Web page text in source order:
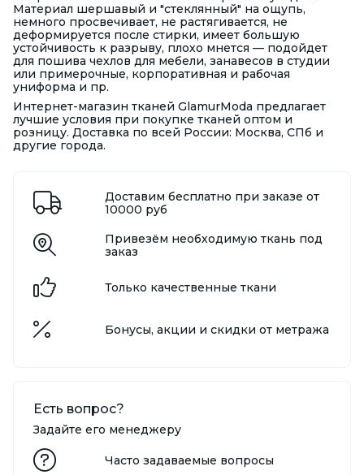
Материал шершавый и "стеклянный" на ощупь,
немного просвечивает, не растягивается, не
деформируется после стирки, имеет большую
устойчивость к разрыву, плохо мнется — подойдет
для пошива чехлов для мебели, занавесов в студии
или примерочные, корпоративная и рабочая
униформа и пр.
Интернет-магазин тканей GlamurModa предлагает
лучшие условия при покупке тканей оптом и
розницу. Доставка по всей России: Москва, СПб и
другие города.
Доставим бесплатно при заказе от
10000 руб
Привезём необходимую ткань под
заказ
Только качественные ткани
Бонусы, акции и скидки от метража
Есть вопрос?
Задайте его менеджеру
Часто задаваемые вопросы